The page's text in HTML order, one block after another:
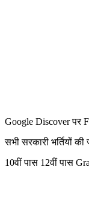
Google Discover पर
सभी सरकारी भर्तियों
10वीं पास 12वीं पास